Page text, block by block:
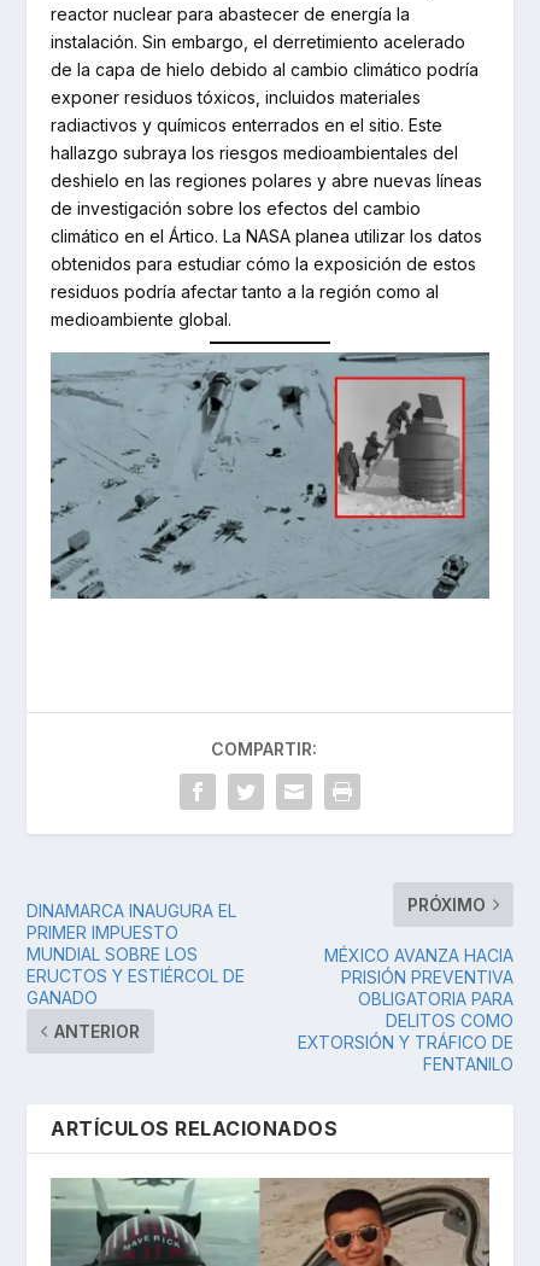
reactor nuclear para abastecer de energía la
instalación. Sin embargo, el derretimiento acelerado
de la capa de hielo debido al cambio climático podría
exponer residuos tóxicos, incluidos materiales
radiactivos y químicos enterrados en el sitio. Este
hallazgo subraya los riesgos medioambientales del
deshielo en las regiones polares y abre nuevas líneas
de investigación sobre los efectos del cambio
climático en el Ártico. La NASA planea utilizar los datos
obtenidos para estudiar cómo la exposición de estos
residuos podría afectar tanto a la región como al
medioambiente global.
COMPARTIR:
DINAMARCA INAUGURA EL
PRIMER IMPUESTO
MUNDIAL SOBRE LOS
ERUCTOS Y ESTIÉRCOL DE
GANADO
ANTERIOR
PRÓXIMO
MÉXICO AVANZA HACIA
PRISIÓN PREVENTIVA
OBLIGATORIA PARA
DELITOS COMO
EXTORSIÓN Y TRÁFICO DE
FENTANILO
ARTÍCULOS RELACIONADOS